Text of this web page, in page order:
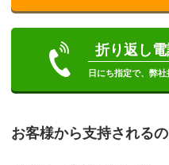
折り返し
日にち指定で、弊
お客様から支持される